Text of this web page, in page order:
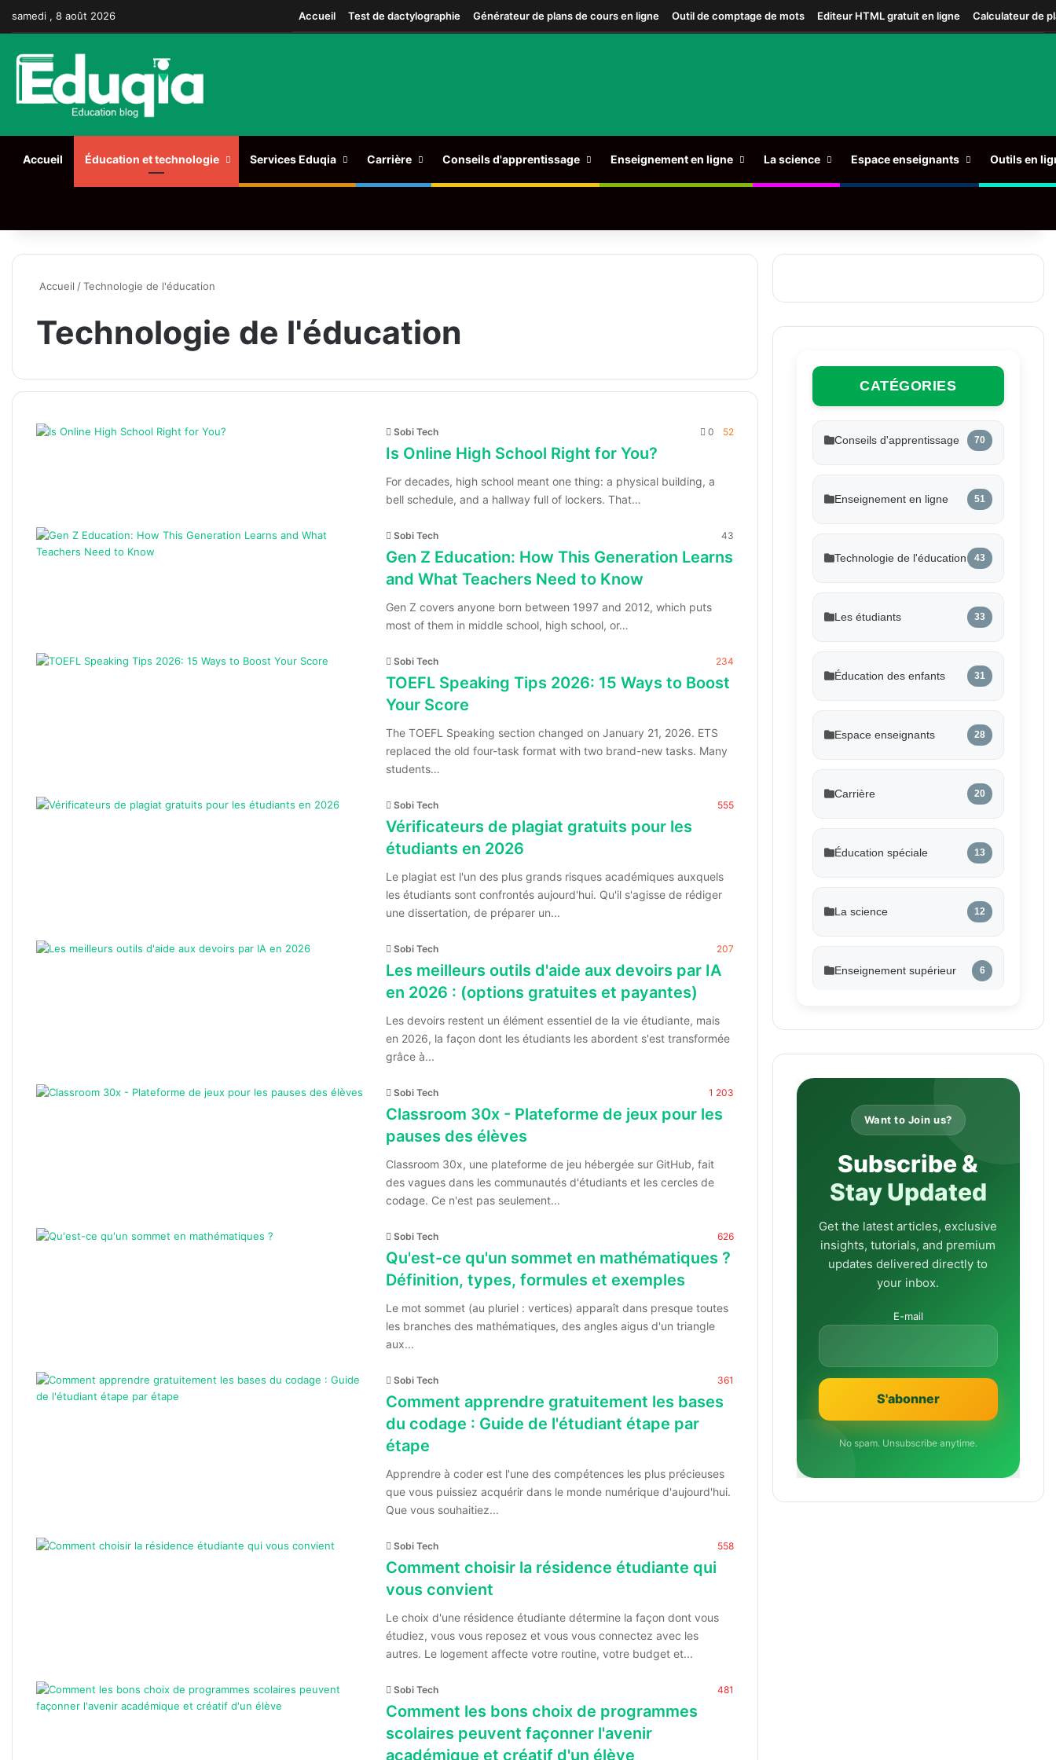
samedi , 8 août 2026 TumblrInstagram
Accueil Test de dactylographie Générateur de plans de cours en ligne Outil de comptage de mots Editeur HTML gratuit en ligne Calculateur de
Accueil Éducation et technologie Services Eduqia Carrière Conseils d'apprentissage Enseignement en ligne La science Espace enseignants Outils en
Accueil /Technologie de l'éducation
Technologie de l'éducation
Sobi Tech 0 52
Is Online High School Right for You?
For decades, high school meant one thing: a physical building, a
bell schedule, and a hallway full of lockers. That…
Sobi Tech 43
Gen Z Education: How This Generation Learns
and What Teachers Need to Know
Gen Z covers anyone born between 1997 and 2012, which puts
most of them in middle school, high school, or…
Sobi Tech 234
TOEFL Speaking Tips 2026: 15 Ways to Boost
Your Score
The TOEFL Speaking section changed on January 21, 2026. ETS
replaced the old four-task format with two brand-new tasks. Many
students…
Sobi Tech 555
Vérificateurs de plagiat gratuits pour les
étudiants en 2026
Le plagiat est l'un des plus grands risques académiques auxquels
les étudiants sont confrontés aujourd'hui. Qu'il s'agisse de rédiger
une dissertation, de préparer un...
Sobi Tech 207
Les meilleurs outils d'aide aux devoirs par IA
en 2026 : (options gratuites et payantes)
Les devoirs restent un élément essentiel de la vie étudiante, mais
en 2026, la façon dont les étudiants les abordent s'est transformée
grâce à...
Sobi Tech 1 203
Classroom 30x - Plateforme de jeux pour les
pauses des élèves
Classroom 30x, une plateforme de jeu hébergée sur GitHub, fait
des vagues dans les communautés d'étudiants et les cercles de
codage. Ce n'est pas seulement...
Sobi Tech 626
Qu'est-ce qu'un sommet en mathématiques ?
Définition, types, formules et exemples
Le mot sommet (au pluriel : vertices) apparaît dans presque toutes
les branches des mathématiques, des angles aigus d'un triangle
aux...
Sobi Tech 361
Comment apprendre gratuitement les bases
du codage : Guide de l'étudiant étape par
étape
Apprendre à coder est l'une des compétences les plus précieuses
que vous puissiez acquérir dans le monde numérique d'aujourd'hui.
Que vous souhaitiez...
Sobi Tech 558
Comment choisir la résidence étudiante qui
vous convient
Le choix d'une résidence étudiante détermine la façon dont vous
étudiez, vous vous reposez et vous vous connectez avec les
autres. Le logement affecte votre routine, votre budget et...
Sobi Tech 481
Comment les bons choix de programmes
scolaires peuvent façonner l'avenir
académique et créatif d'un élève
CATÉGORIES
Conseils d'apprentissage 70
Enseignement en ligne 51
Technologie de l'éducation 43
Les étudiants 33
Éducation des enfants 31
Espace enseignants 28
Carrière 20
Éducation spéciale 13
La science 12
Enseignement supérieur 6
Want to Join us?
Subscribe &
Stay Updated
Get the latest articles, exclusive
insights, tutorials, and premium
updates delivered directly to
your inbox.
E-mail
No spam. Unsubscribe anytime.